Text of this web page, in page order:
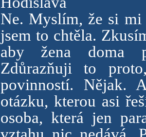
Ne. Myslím, že si mi
jsem to chtěla.
aby žena doma
Zdůrazňuji to
povinností. Nějak.
otázku, kterou asi
osoba, která jen